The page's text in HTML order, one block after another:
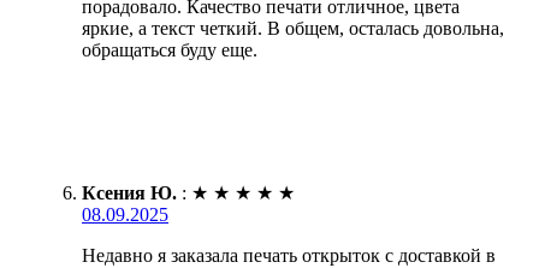
порадовало. Качество печати отличное, цвета
яркие, а текст четкий. В общем, осталась довольна,
обращаться буду еще.
Ксения Ю. : ★ ★ ★ ★ ★
08.09.2025
Недавно я заказала печать открыток с доставкой в